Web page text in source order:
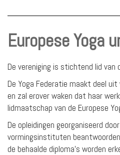
Europese Yoga
De vereniging is stichtend lid van
De Yoga Federatie maakt deel uit
en zal erover waken dat haar
lidmaatschap van de Europese
De opleidingen georganiseerd
vormingsinstituten
de behaalde diploma's worden